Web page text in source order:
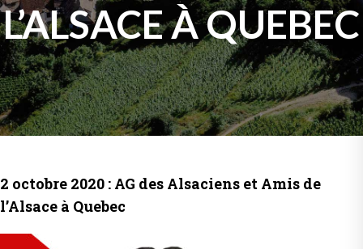
L’ALSACE À QUEBEC
2 octobre 2020 : AG des Alsaciens et Amis de
l’Alsace à Quebec